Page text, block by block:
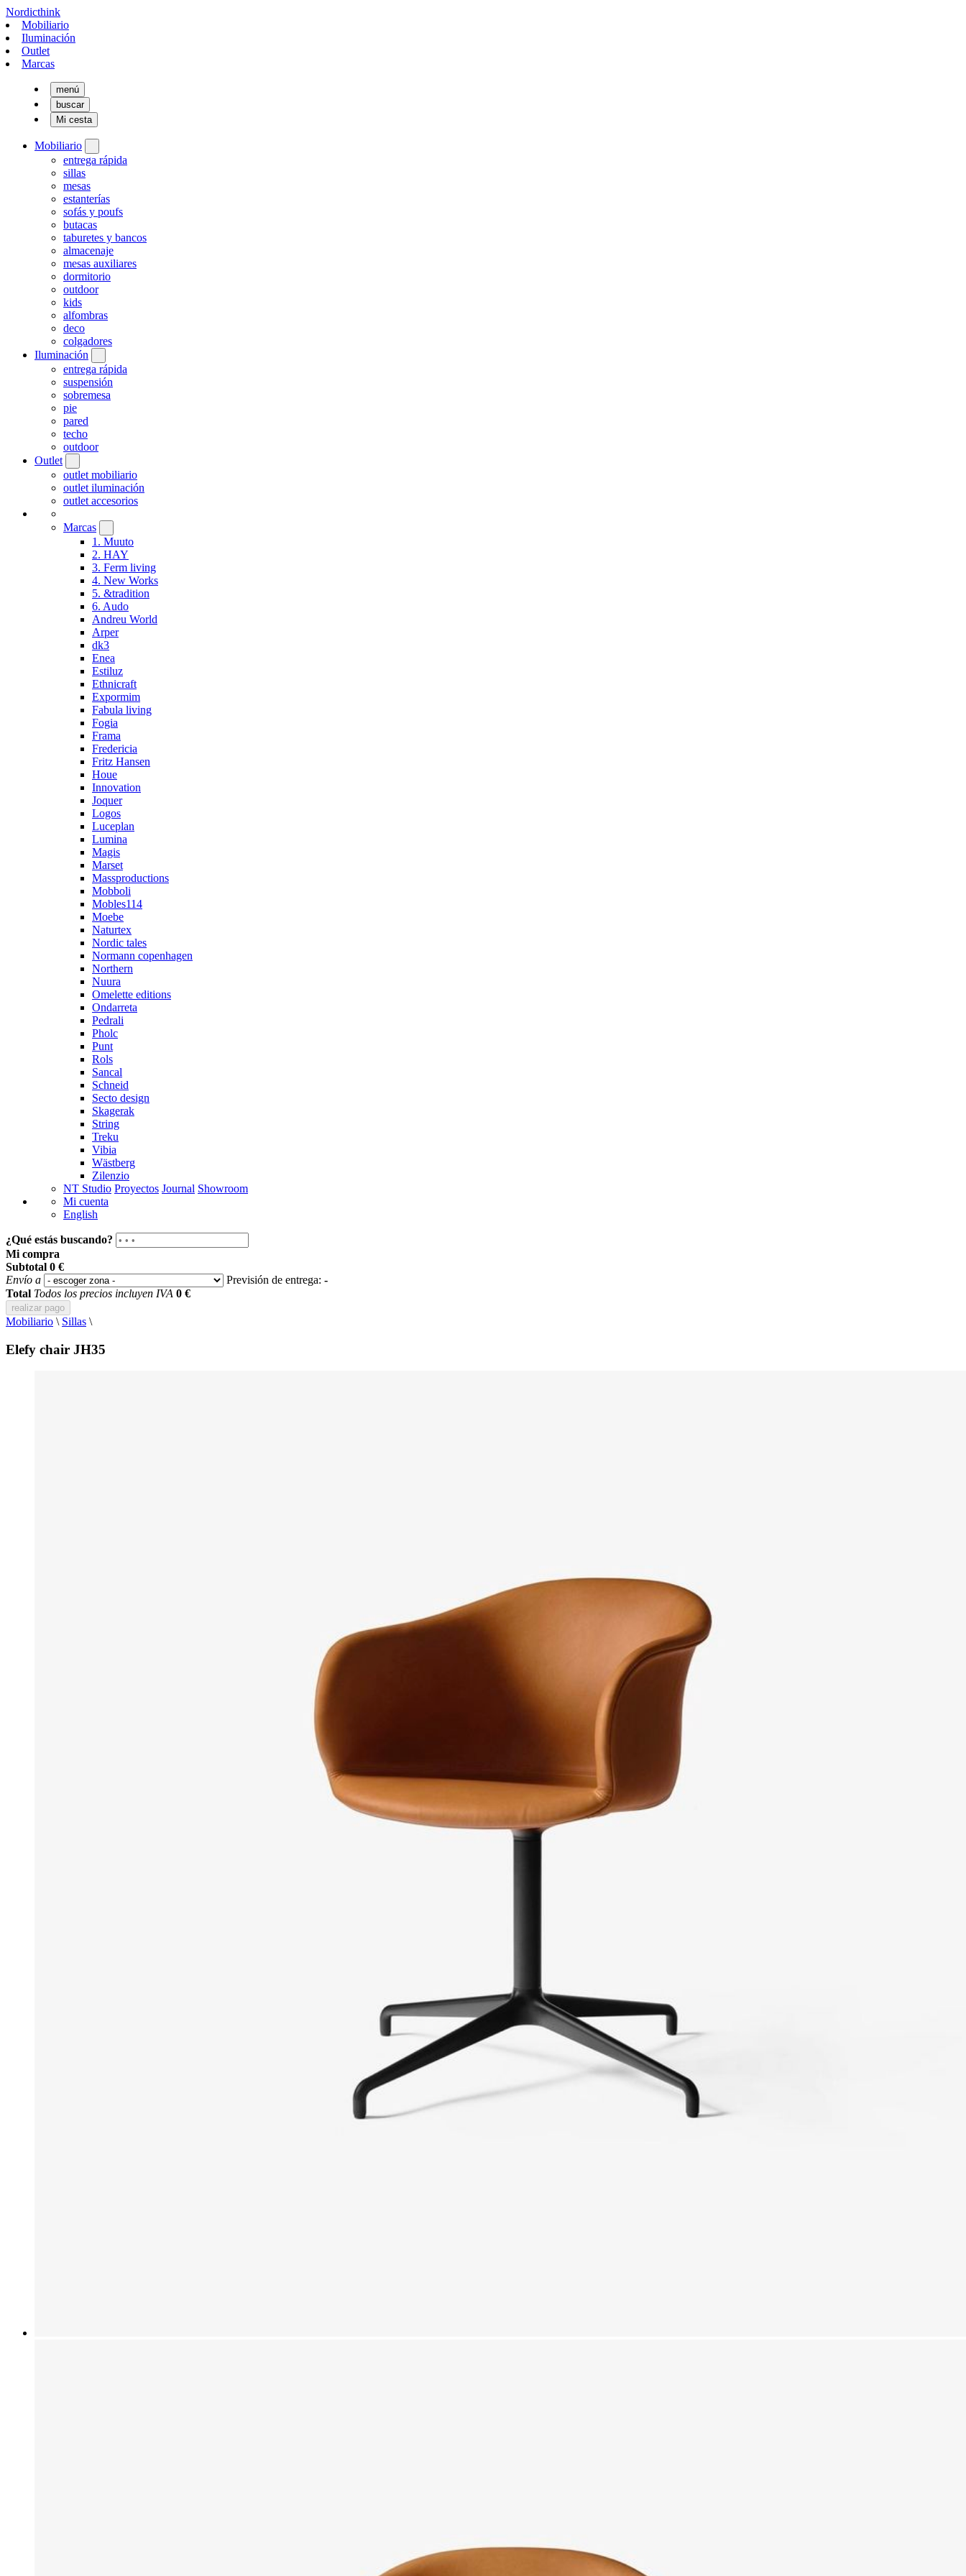
Nordicthink
Mobiliario
Iluminación
Outlet
Marcas
menú
buscar
Mi cesta
Mobiliario
entrega rápida
sillas
mesas
estanterías
sofás y poufs
butacas
taburetes y bancos
almacenaje
mesas auxiliares
dormitorio
outdoor
kids
alfombras
deco
colgadores
Iluminación
entrega rápida
suspensión
sobremesa
pie
pared
techo
outdoor
Outlet
outlet mobiliario
outlet iluminación
outlet accesorios
Marcas
1. Muuto
2. HAY
3. Ferm living
4. New Works
5. &tradition
6. Audo
Andreu World
Arper
dk3
Enea
Estiluz
Ethnicraft
Expormim
Fabula living
Fogia
Frama
Fredericia
Fritz Hansen
Houe
Innovation
Joquer
Logos
Luceplan
Lumina
Magis
Marset
Massproductions
Mobboli
Mobles114
Moebe
Naturtex
Nordic tales
Normann copenhagen
Northern
Nuura
Omelette editions
Ondarreta
Pedrali
Pholc
Punt
Rols
Sancal
Schneid
Secto design
Skagerak
String
Treku
Vibia
Wästberg
Zilenzio
NT Studio Proyectos Journal Showroom
Mi cuenta
English
¿Qué estás buscando?
Mi compra
Subtotal 0 €
Envío a
Previsión de entrega: -
Total Todos los precios incluyen IVA 0 €
realizar pago
Mobiliario \ Sillas \
Elefy chair JH35